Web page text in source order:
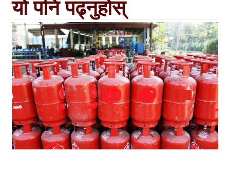
यो पनि पढ्नुहोस्